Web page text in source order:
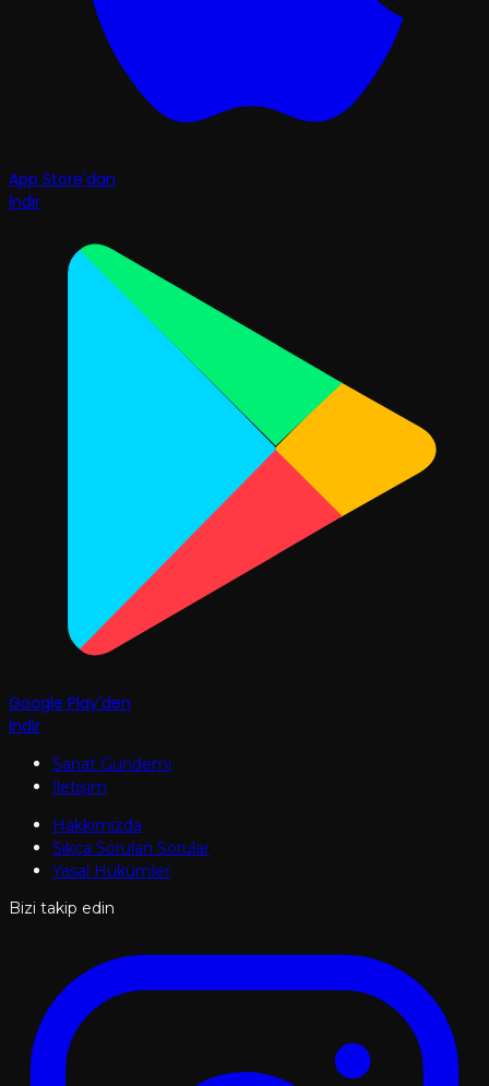
App Store'dan
İndir
Google Play'den
İndir
Sanat Gündemi
İletişim
Hakkımızda
Sıkça Sorulan Sorular
Yasal Hükümler
Bizi takip edin